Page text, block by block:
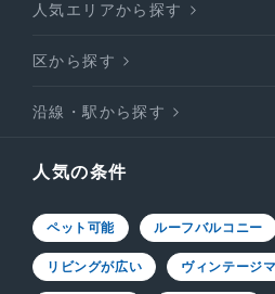
人気エリアから探す
区から探す
沿線・駅から探す
人気の条件
ペット可能 ルーフバルコニー
リビングが広い ヴィンテージ